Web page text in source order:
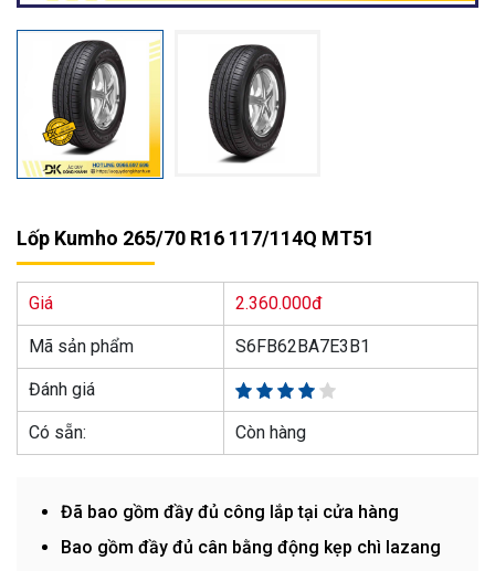
Lốp Kumho 265/70 R16 117/114Q MT51
Giá 2.360.000đ
Mã sản phẩm S6FB62BA7E3B1
Đánh giá
Có sẵn: Còn hàng
Đã bao gồm đầy đủ công lắp tại cửa hàng
Bao gồm đầy đủ cân bằng động kẹp chì lazang